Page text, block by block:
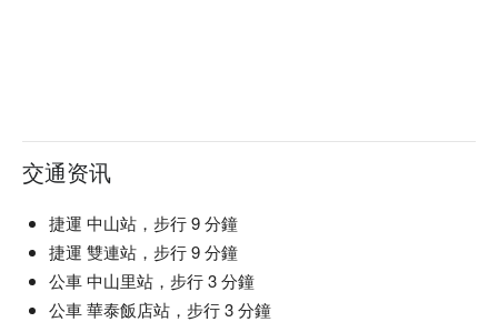
交通资讯
捷運 中山站，步行 9 分鐘
捷運 雙連站，步行 9 分鐘
公車 中山里站，步行 3 分鐘
公車 華泰飯店站，步行 3 分鐘